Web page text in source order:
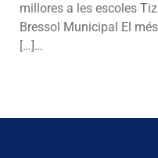
millores a les escoles
Bressol Municipal El
[…]…